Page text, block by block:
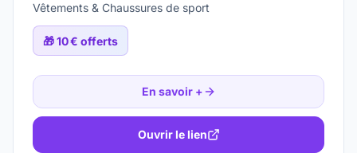
Vêtements & Chaussures de sport
🎁10 € offerts
En savoir +
Ouvrir le lien